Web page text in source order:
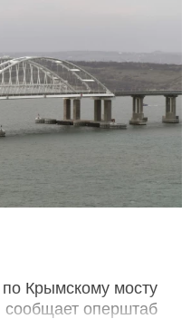
Крымскому мосту
сообщает оперштаб